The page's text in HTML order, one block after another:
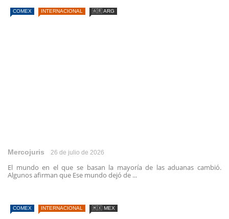
COMEX INTERNACIONAL 🇦🇷 ARG
Mercojuris 26 de julio de 2026
El mundo en el que se basan la mayoría de las aduanas cambió.
Algunos afirman que Ese mundo dejó de ...
COMEX INTERNACIONAL 🇲🇽 MEX